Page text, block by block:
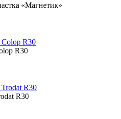
«Магнетик»
R30
R30